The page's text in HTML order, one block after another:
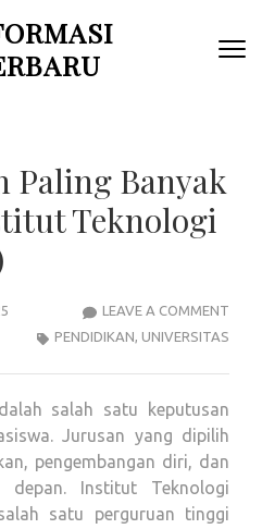
Paling Banyak
Teknologi
LEAVE A COMMENT
PENDIDIKAN, UNIVERSITAS
salah satu keputusan
Jurusan yang dipilih
pengembangan diri, dan
Institut Teknologi
satu perguruan tinggi